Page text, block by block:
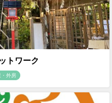
トワーク
・外房